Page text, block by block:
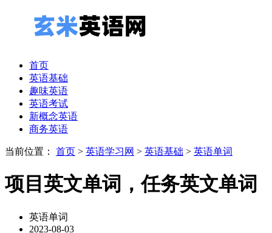
首页
英语基础
趣味英语
英语考试
新概念英语
商务英语
当前位置： 首页 > 英语学习网 > 英语基础 > 英语单词
项目英文单词，任务英文单词
英语单词
2023-08-03